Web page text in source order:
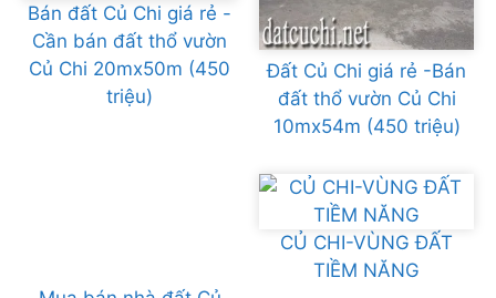
Bán đất Củ Chi giá rẻ -
Cần bán đất thổ vườn
Củ Chi 20mx50m (450
triệu)
Đất Củ Chi giá rẻ -Bán
đất thổ vườn Củ Chi
10mx54m (450 triệu)
CỦ CHI-VÙNG ĐẤT
TIỀM NĂNG